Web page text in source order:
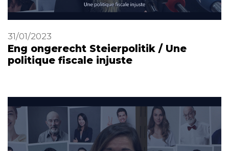
31/01/2023
Eng ongerecht Steierpolitik / Une
politique fiscale injuste